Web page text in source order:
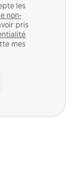
les
non-
pris
mes